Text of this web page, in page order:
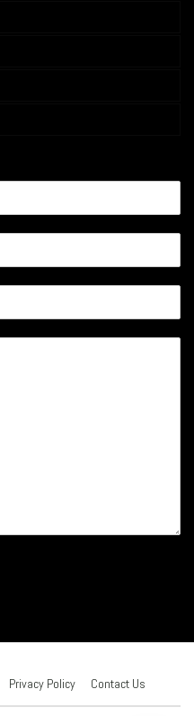
Privacy Policy Contact Us